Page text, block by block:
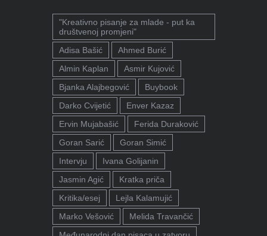
"Kreativno pisanje za mlade - put ka
društvenoj promjeni"
Adisa Bašić
Ahmed Burić
Almin Kaplan
Asmir Kujović
Bjanka Alajbegović
Buybook
Darko Cvijetić
Enver Kazaz
Ervin Mujabašić
Ferida Duraković
Goran Sarić
Goran Simić
Intervju
Ivana Golijanin
Jasmin Agić
Kratka priča
Kritika/esej
Lejla Kalamujić
Marko Vešović
Melida Travančić